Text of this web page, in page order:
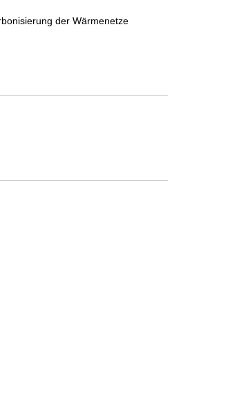
der Wärmenetze